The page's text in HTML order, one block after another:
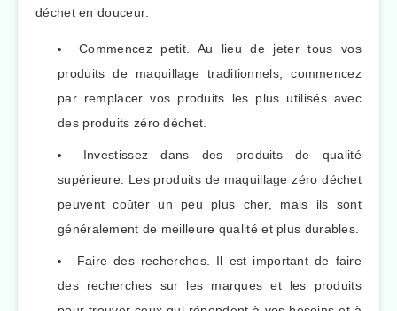
déchet en douceur:
Commencez petit. Au lieu de jeter tous vos
produits de maquillage traditionnels, commencez
par remplacer vos produits les plus utilisés avec
des produits zéro déchet.
Investissez dans des produits de qualité
supérieure. Les produits de maquillage zéro déchet
peuvent coûter un peu plus cher, mais ils sont
généralement de meilleure qualité et plus durables.
Faire des recherches. Il est important de faire
des recherches sur les marques et les produits